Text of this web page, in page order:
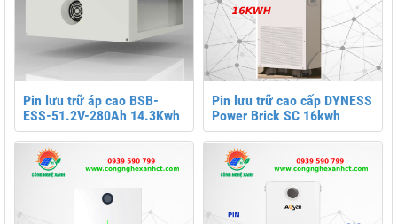
Pin lưu trữ áp cao BSB-
ESS-51.2V-280Ah 14.3Kwh
Pin lưu trữ cao cấp DYNESS
Power Brick SC 16kwh